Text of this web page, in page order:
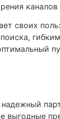
своих
выгодные